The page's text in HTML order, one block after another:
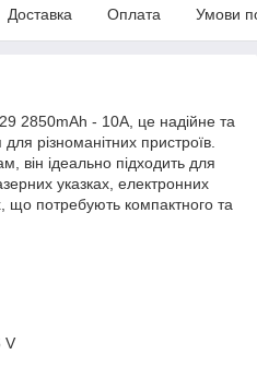
Доставка Оплата Умови
2850mAh - 10A, це надійне та
різноманітних пристроїв.
він ідеально підходить для
указках, електронних
що потребують компактного та
V